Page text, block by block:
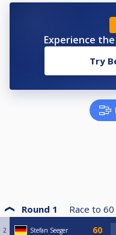
Experience
Try
Round 1 Race to 60
2 Stefan Seeger